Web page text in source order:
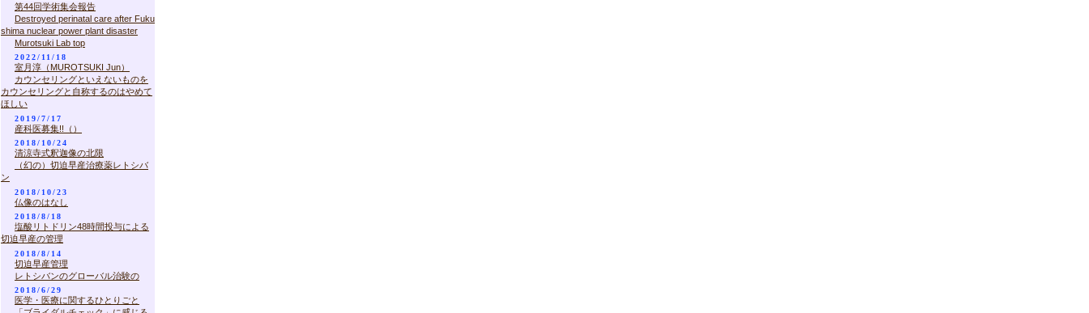
第44回学術集会報告
Destroyed perinatal care after Fuku
shima nuclear power plant disaster
Murotsuki Lab top
2022/11/18
室月淳（MUROTSUKI Jun）
カウンセリングといえないものを
カウンセリングと自称するのはやめて
ほしい
2019/7/17
産科医募集!!（）
2018/10/24
清涼寺式釈迦像の北限
（幻の）切迫早産治療薬レトシバ
ン
2018/10/23
仏像のはなし
2018/8/18
塩酸リトドリン48時間投与による
切迫早産の管理
2018/8/14
切迫早産管理
レトシバンのグローバル治験の
2018/6/29
医学・医療に関するひとりごと